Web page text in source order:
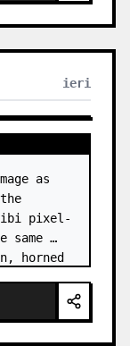
ieri
as
pixel-
same
horned